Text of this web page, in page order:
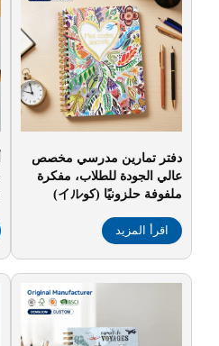
دفتر تمارين مدرسي مخصص
عالي الجودة للطلاب، مفكرة
ملفوفة حلزونيًا (كوイル)
يوميات حلزونية
اقرأ المزيد